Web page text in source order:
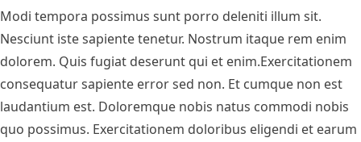
Modi tempora possimus sunt porro deleniti illum sit.
Nesciunt iste sapiente tenetur. Nostrum itaque rem enim
dolorem. Quis fugiat deserunt qui et enim.Exercitationem
consequatur sapiente error sed non. Et cumque non est
laudantium est. Doloremque nobis natus commodi nobis
quo possimus. Exercitationem doloribus eligendi et earum